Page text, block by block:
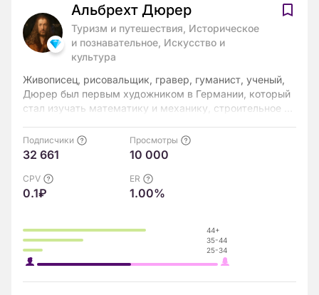
Альбрехт Дюрер
Туризм и путешествия, Историческое
и познавательное, Искусство и
культура
Живописец, рисовальщик, гравер, гуманист, ученый,
Дюрер был первым художником в Германии, который
стал изучать математику и механику, строительное и
пытался применить в искусстве свои научные знания в
области перспективы и пропорций; он был
оставившим после себя литературное наследие.
Необычайная художественность, широта интересов,
прославленными мастерами Возрождения, как
Леонардо да Винчи, Микеланджело, Рафаэль.
44+
35-44
25-34
Подписчики
32 661
Просмотры
10 000
CPV
0.1₽
ER
1.00%